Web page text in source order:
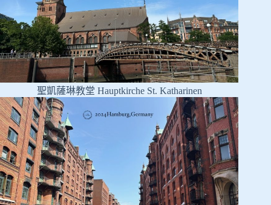
聖凱薩琳教堂 Hauptkirche St. Katharinen